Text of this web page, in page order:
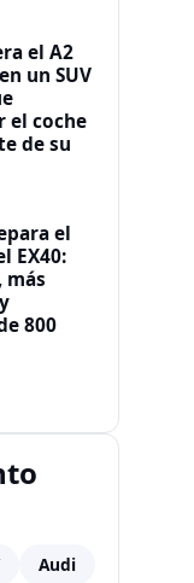
el A2
un SUV
el coche
de su
el
EX40:
más
800
Audi